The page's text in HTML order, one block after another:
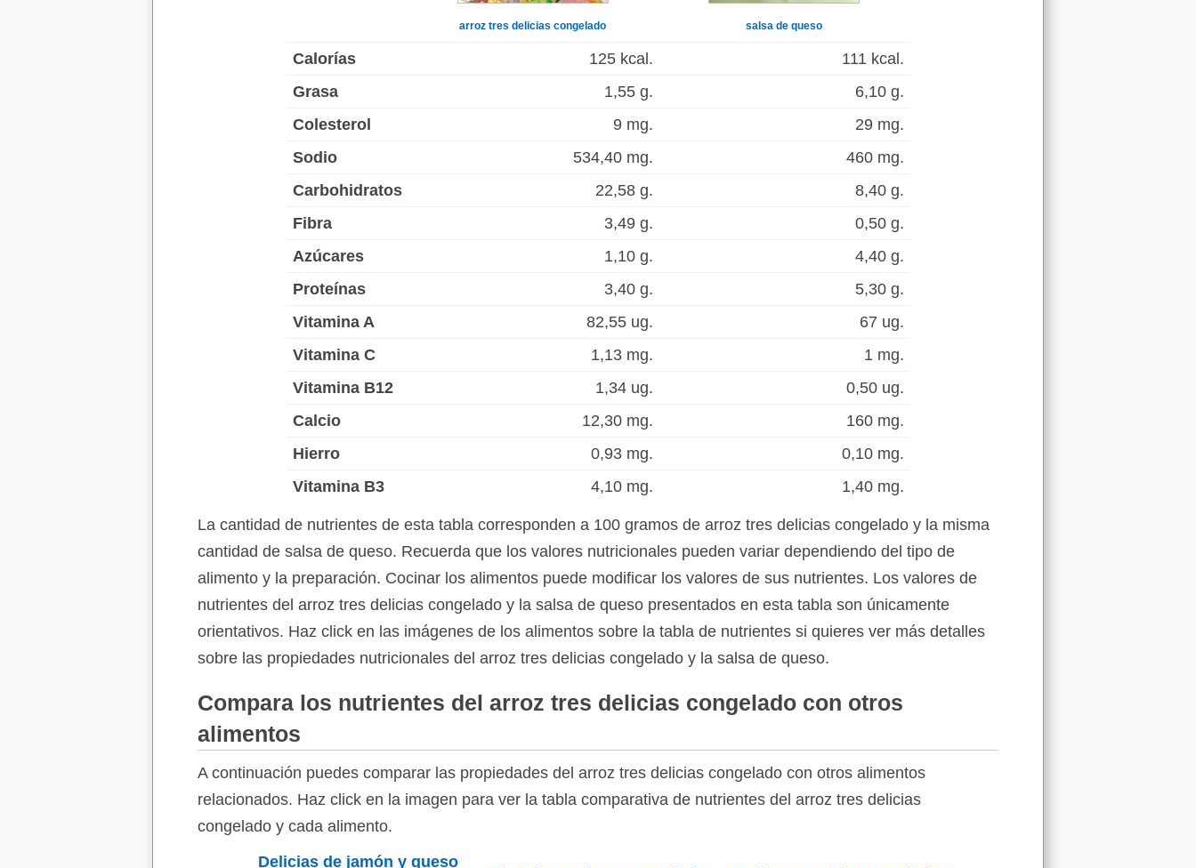
arroz tres delicias congelado salsa de queso
Calorías 125 kcal.
111 kcal.
Grasa
1,55 g.
6,10 g.
Colesterol
9 mg.
29 mg.
Sodio
534,40 mg.
460 mg.
Carbohidratos
22,58 g.
8,40 g.
Fibra
3,49 g.
0,50 g.
Azúcares
1,10 g.
4,40 g.
Proteínas
3,40 g.
5,30 g.
Vitamina A
82,55 ug.
67 ug.
Vitamina C
1,13 mg.
1 mg.
Vitamina B12
1,34 ug.
0,50 ug.
Calcio
12,30 mg.
160 mg.
Hierro
0,93 mg.
0,10 mg.
Vitamina B3
4,10 mg. 1,40 mg.
La cantidad de nutrientes de esta tabla corresponden a 100 gramos de arroz tres delicias congelado y la misma
cantidad de salsa de queso. Recuerda que los valores nutricionales pueden variar dependiendo del tipo de
alimento y la preparación. Cocinar los alimentos puede modificar los valores de sus nutrientes. Los valores de
nutrientes del arroz tres delicias congelado y la salsa de queso presentados en esta tabla son únicamente
orientativos. Haz click en las imágenes de los alimentos sobre la tabla de nutrientes si quieres ver más detalles
sobre las propiedades nutricionales del arroz tres delicias congelado y la salsa de queso.
Compara los nutrientes del arroz tres delicias congelado con otros
alimentos
A continuación puedes comparar las propiedades del arroz tres delicias congelado con otros alimentos
relacionados. Haz click en la imagen para ver la tabla comparativa de nutrientes del arroz tres delicias
congelado y cada alimento.
Delicias de jamón y queso